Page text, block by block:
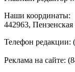
Наши координаты:
442963,
Телефон редакции:
Реклама на сайте: